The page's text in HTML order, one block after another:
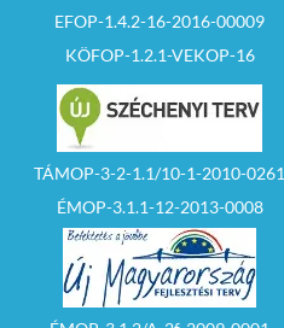
EFOP-1.4.2-16-2016-00009
KÖFOP-1.2.1-VEKOP-16
TÁMOP-3-2-1.1/10-1-2010-0261
ÉMOP-3.1.1-12-2013-0008